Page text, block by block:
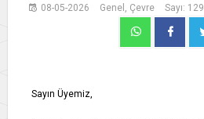
08-05-2026 Genel, Çevre Sayı:
Sayın Üyemiz,